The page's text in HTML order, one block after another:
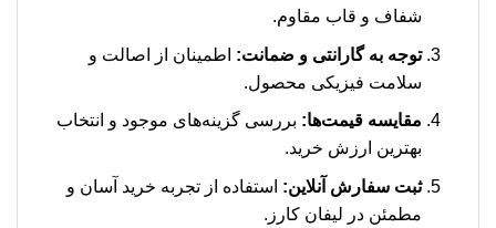
شفاف و قاب مقاوم.
توجه به گارانتی و ضمانت: اطمینان از اصالت و
سلامت فیزیکی محصول.
مقایسه قیمت‌ها: بررسی گزینه‌های موجود و انتخاب
بهترین ارزش خرید.
ثبت سفارش آنلاین: استفاده از تجربه خرید آسان و
مطمئن در لیفان کارز.